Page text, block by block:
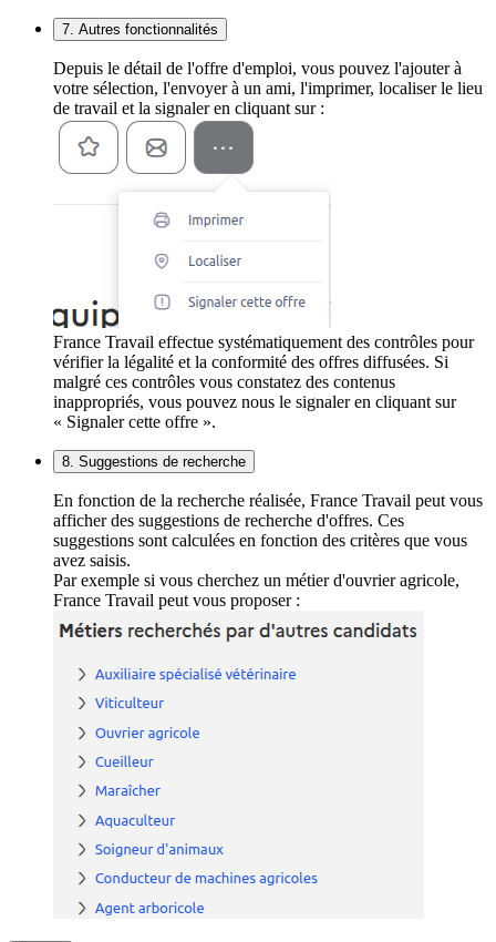
7. Autres fonctionnalités
Depuis le détail de l'offre d'emploi, vous pouvez l'ajouter à
votre sélection, l'envoyer à un ami, l'imprimer, localiser le lieu
de travail et la signaler en cliquant sur :
France Travail effectue systématiquement des contrôles pour
vérifier la légalité et la conformité des offres diffusées. Si
malgré ces contrôles vous constatez des contenus
inappropriés, vous pouvez nous le signaler en cliquant sur
« Signaler cette offre ».
8. Suggestions de recherche
En fonction de la recherche réalisée, France Travail peut vous
afficher des suggestions de recherche d'offres. Ces
suggestions sont calculées en fonction des critères que vous
avez saisis.
Par exemple si vous cherchez un métier d'ouvrier agricole,
France Travail peut vous proposer :